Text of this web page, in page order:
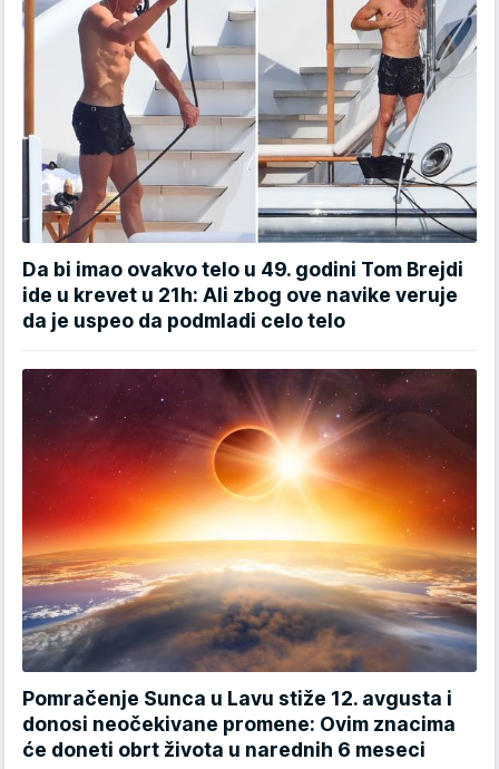
Da bi imao ovakvo telo u 49. godini Tom Brejdi
ide u krevet u 21h: Ali zbog ove navike veruje
da je uspeo da podmladi celo telo
Pomračenje Sunca u Lavu stiže 12. avgusta i
donosi neočekivane promene: Ovim znacima
će doneti obrt života u narednih 6 meseci